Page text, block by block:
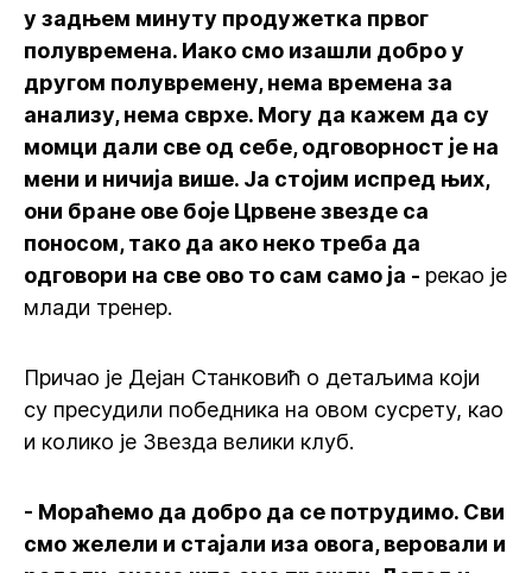
у задњем минуту продужетка првог
полувремена. Иако смо изашли добро у
другом полувремену, нема времена за
анализу, нема сврхе. Могу да кажем да су
момци дали све од себе, одговорност је на
мени и ничија више. Ја стојим испред њих,
они бране ове боје Црвене звезде са
поносом, тако да ако неко треба да
одговори на све ово то сам само ја - рекао је
млади тренер.
Причао је Дејан Станковић о детаљима који
су пресудили победника на овом сусрету, као
и колико је Звезда велики клуб.
- Мораћемо да добро да се потрудимо. Сви
смо желели и стајали иза овога, веровали и